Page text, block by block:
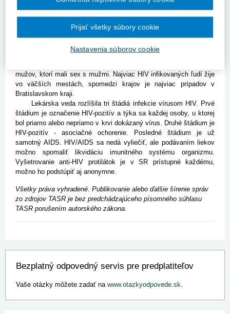
vzostupný trend vo výskyte nových prípadov HIV infekcie.
Na Slovensku sa od zavedenia monitorovania v roku 1985
zaznamenalo 725 prípadov infekcie vírusom ľudskej imunitnej
monitorovania prípadov HIV/AIDS v SR došlo k 53 úmrtiam HIV
infikovaných osôb.
mužov, ktorí mali sex s mužmi. Najviac HIV infikovaných ľudí žije
vo väčších mestách, spomedzi krajov je najviac prípadov v
Bratislavskom kraji.
Lekárska veda rozlíšila tri štádiá infekcie vírusom HIV. Prvé
štádium je označenie HIV-pozitív a týka sa každej osoby, u ktorej
bol priamo alebo nepriamo v krvi dokázaný vírus. Druhé štádium je
HIV-pozitív - asociačné ochorenie. Posledné štádium je už
samotný AIDS. HIV/AIDS sa nedá vyliečiť, ale podávaním liekov
možno spomaliť likvidáciu imunitného systému organizmu.
Vyšetrovanie anti-HIV protilátok je v SR prístupné každému,
možno ho podstúpiť aj anonymne.
Všetky práva vyhradené. Publikovanie alebo ďalšie šírenie správ
zo zdrojov TASR je bez predchádzajúceho písomného súhlasu
TASR porušením autorského zákona.
Bezplatný odpovedný servis pre predplatiteľov
Vaše otázky môžete zadať na www.otazkyodpovede.sk.
Nastavenia súborov cookie
Prijať všetky súbory cookie